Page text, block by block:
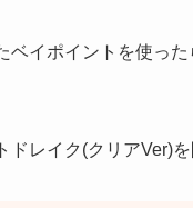
イポイントを使っ
レイク(クリアVer)